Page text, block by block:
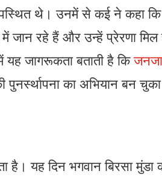
थे। उनमें से कई ने कहा कि
जान रहे हैं और उन्हें प्रेरणा मिल
यह जागरूकता बताती है कि
का अभियान बन
है। यह दिन भगवान बिरसा